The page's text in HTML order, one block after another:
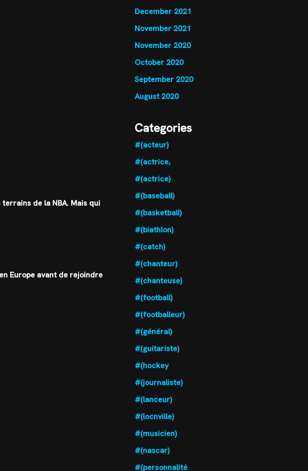
de la NBA. Mais qui
Europe avant de rejoindre
December 2021
November 2021
November 2020
October 2020
September 2020
August 2020
Categories
#(acteur)
#(actrice,
#(actrice)
#(baseball)
#(basketball)
#(biathlon)
#(catch)
#(chanteur)
#(chanteuse)
#(football)
#(footballeur)
#(général)
#(guitariste)
#(hockey
#(journaliste)
#(lanceur)
#(locnville)
#(musicien)
#(nascar)
#(personnalité